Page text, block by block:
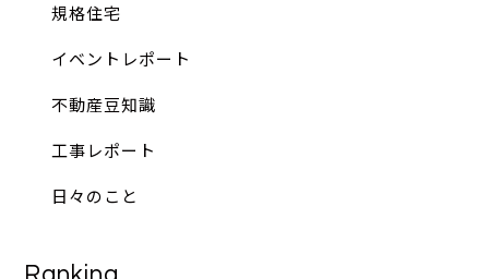
規格住宅
イベントレポート
不動産豆知識
工事レポート
日々のこと